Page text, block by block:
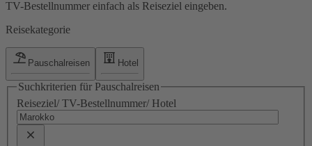
TV-Bestellnummer einfach als Reiseziel eingeben.
Reisekategorie
Pauschalreisen Hotel
Suchkriterien für Pauschalreisen
Reiseziel/ TV-Bestellnummer/ Hotel